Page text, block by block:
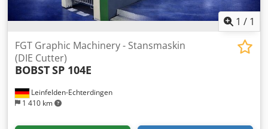
1 / 1
Leinfelden-Echterdingen
1 410 km
FGT Graphic Machinery - Stansmaskin
(DIE Cutter)
BOBSTSP 104E